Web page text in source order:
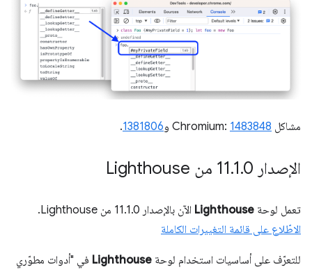
مشاكل Chromium: 1483848 و1381806
.
الإصدار 11 .1.0 من Lighthouse
تعمل لوحة Lighthouse الآن بالإصدار 11.1.0 من Lighthouse.
الاطّلاع على قائمة التغييرات الكاملة
للتعرّف على أساسيات استخدام لوحة Lighthouse في "أدوات مطوّري